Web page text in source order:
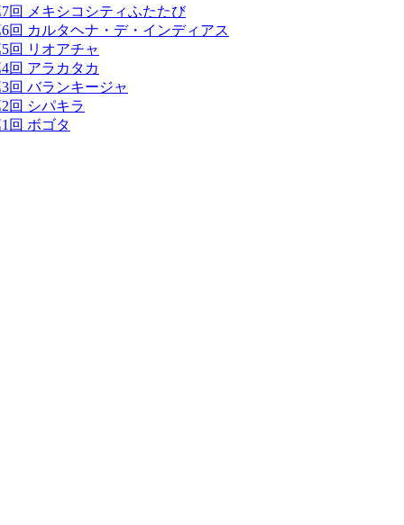
メキシコシティふたたび
カルタヘナ・デ・インディアス
リオアチャ
アラカタカ
バランキージャ
回 シパキラ
回 ボゴタ